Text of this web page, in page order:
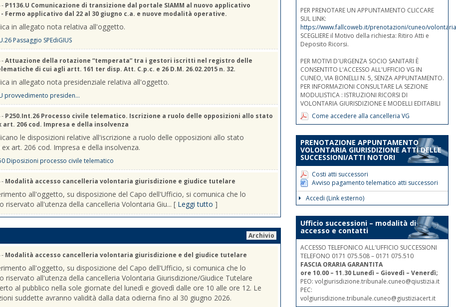
- P1136.U Comunicazione di transizione dal portale SIAMM al nuovo applicativo
- Fermo applicativo dal 22 al 30 giugno c.a. e nuove modalità operative.
in allegato nota relativa all'oggetto.
Passaggio SPEdiGIUS
-Attuazione della rotazione “temperata” tra i gestori iscritti nel registro delle
di cui agli artt. 161 ter disp. Att. C.p.c. e 26 D.M. 26.02.2015 n. 32.
in allegato nota presidenziale relativa all'oggetto.
provvedimento presiden...
- P250.Int.26 Processo civile telematico. Iscrizione a ruolo delle opposizioni allo stato
art. 206 cod. Impresa e della insolvenza
le disposizioni relative all'iscrizione a ruolo delle opposizioni allo stato
art. 206 cod. Impresa e della insolvenza.
Diposizioni processo civile telematico
- Modalità accesso cancelleria volontaria giurisdizione e giudice tutelare
all'oggetto, su disposizione del Capo dell'Ufficio, si comunica che lo
riservato all'utenza della cancelleria Volontaria Giu... [ Leggi tutto ]
Archivio
- Modalità accesso cancelleria volontaria giurisdizione e del giudice tutelare
all'oggetto, su disposizione del Capo dell'Ufficio, si comunica che lo
riservato all'utenza della cancelleria Volontaria Giurisdizione/Giudice Tutelare
al pubblico nella sole giornate del lunedì e giovedì dalle ore 10 alle ore 12. Le
suddette avranno validità dalla data odierna fino al 30 giugno 2026.
PER PRENOTARE UN APPUNTAMENTO CLICCARE
SUL LINK:
https://www.fallcoweb.it/prenotazioni/cuneo/
SCEGLIERE il Motivo della richiesta: Ritiro Atti e
Deposito Ricorsi.
PER MOTIVI D'URGENZA SOCIO SANITARI È
CONSENTITO L'ACCESSO ALL'UFFICIO VG IN
CUNEO, VIA BONELLI N. 5, SENZA APPUNTAMENTO.
PER INFORMAZIONI CONSULTARE LA SEZIONE
MODULISTICA : ISTRUZIONI RICORSI DI
VOLONTARIA GIURISDIZIONE E MODELLI EDITABILI
Come accedere alla cancelleria VG
PRENOTAZIONE APPUNTAMENTO
VOLONTARIA GIURISDIZIONE ATTI DELLE
SUCCESSIONI/ATTI NOTORI
Costi atti successori
Avviso pagamento telematico atti successori
Accedi (Link esterno)
Ufficio successioni – modalità di
accesso e contatti
ACCESSO TELEFONICO ALL'UFFICIO SUCCESSIONI
TELEFONO 0171 075.508 – 0171 075.510
FASCIA ORARIA GARANTITA
ore 10.00 – 11.30 Lunedì – Giovedì – Venerdì;
PEO: volgiurisdizione.tribunale.cuneo@qiustizia.it
PEC:
volgiurisdizione.tribunale.cuneo@giustiziacert.it